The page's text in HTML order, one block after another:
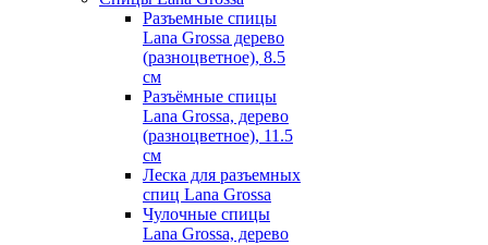
Разъемные спицы
Lana Grossa дерево
(разноцветное), 8.5
см
Разъёмные спицы
Lana Grossa, дерево
(разноцветное), 11.5
см
Леска для разъемных
спиц Lana Grossa
Чулочные спицы
Lana Grossa, дерево